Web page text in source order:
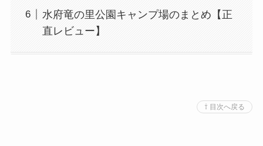
水府竜の里公園キャンプ場のまとめ【正
直レビュー】
⇧ 目次へ戻る